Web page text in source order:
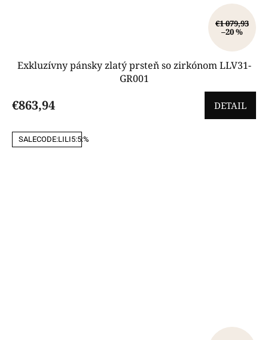
€1 079,93
–20 %
Exkluzívny pánsky zlatý prsteň so zirkónom LLV31-
GR001
€863,94 DETAIL
SALECODE:LILI5:5:%